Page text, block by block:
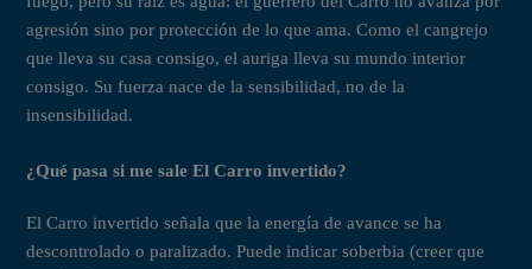
agresión sino por protección de lo que ama. Como el cangrejo
que lleva su casa consigo, el auriga lleva su mundo interior
consigo. Su fuerza nace de la sensibilidad, no de la
insensibilidad.
¿Qué pasa si me sale El Carro invertido?
El Carro invertido señala que la energía de avance se ha
descontrolado o paralizado. Puede indicar soberbia (creer que